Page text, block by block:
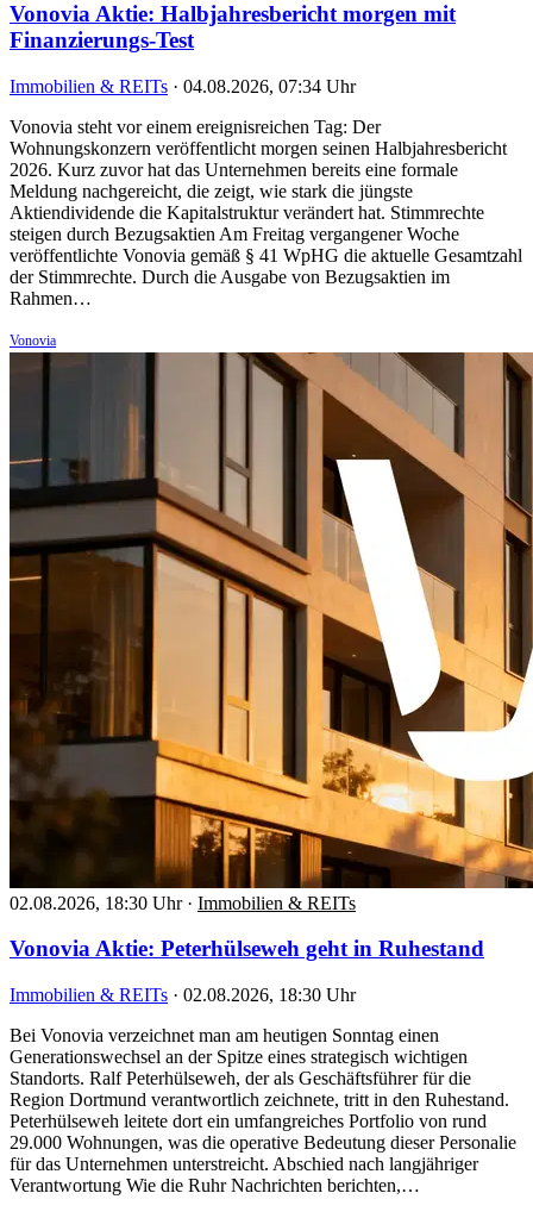
Vonovia Aktie: Halbjahresbericht morgen mit
Finanzierungs-Test
Immobilien & REITs · 04.08.2026, 07:34 Uhr
Vonovia steht vor einem ereignisreichen Tag: Der
Wohnungskonzern veröffentlicht morgen seinen Halbjahresbericht
2026. Kurz zuvor hat das Unternehmen bereits eine formale
Meldung nachgereicht, die zeigt, wie stark die jüngste
Aktiendividende die Kapitalstruktur verändert hat. Stimmrechte
steigen durch Bezugsaktien Am Freitag vergangener Woche
veröffentlichte Vonovia gemäß § 41 WpHG die aktuelle Gesamtzahl
der Stimmrechte. Durch die Ausgabe von Bezugsaktien im
Rahmen…
Vonovia
02.08.2026, 18:30 Uhr · Immobilien & REITs
Vonovia Aktie: Peterhülseweh geht in Ruhestand
Immobilien & REITs · 02.08.2026, 18:30 Uhr
Bei Vonovia verzeichnet man am heutigen Sonntag einen
Generationswechsel an der Spitze eines strategisch wichtigen
Standorts. Ralf Peterhülseweh, der als Geschäftsführer für die
Region Dortmund verantwortlich zeichnete, tritt in den Ruhestand.
Peterhülseweh leitete dort ein umfangreiches Portfolio von rund
29.000 Wohnungen, was die operative Bedeutung dieser Personalie
für das Unternehmen unterstreicht. Abschied nach langjähriger
Verantwortung Wie die Ruhr Nachrichten berichten,…